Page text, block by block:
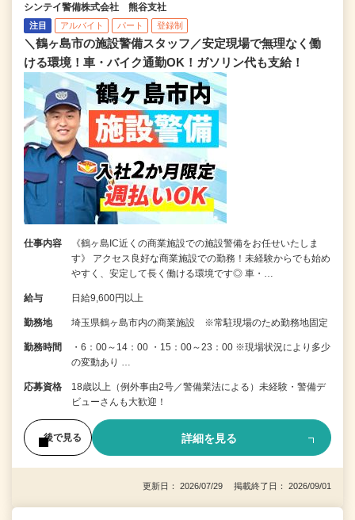
シンテイ警備株式会社 熊谷支社
注目 アルバイト パート 登録制
＼鶴ヶ島市の施設警備スタッフ／安定現場で無理なく働
ける環境！車・バイク通勤OK！ガソリン代も支給！
仕事内容
《鶴ヶ島IC近くの商業施設での施設警備をお任せいたしま
す》 アクセス良好な商業施設での勤務！未経験からでも始め
やすく、安定して長く働ける環境です◎ 車・…
給与 日給9,600円以上
勤務地 埼玉県鶴ヶ島市内の商業施設 ※常駐現場のため勤務地固定
勤務時間
・6：00～14：00 ・15：00～23：00 ※現場状況により多少
の変動あり …
応募資格
18歳以上（例外事由2号／警備業法による）未経験・警備デ
ビューさんも大歓迎！
後で見る 詳細を見る
更新日： 2026/07/29 掲載終了日： 2026/09/01